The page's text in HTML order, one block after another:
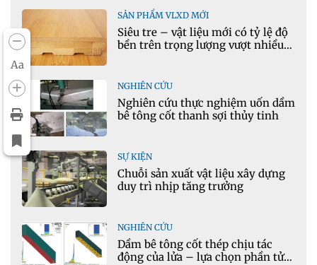
Aa
SẢN PHẨM VLXD MỚI
Siêu tre – vật liệu mới có tỷ lệ độ
bền trên trọng lượng vượt nhiều
NGHIÊN CỨU
Nghiên cứu thực nghiệm uốn dầm
bê tông cốt thanh sợi thủy tinh
SỰ KIỆN
Chuỗi sản xuất vật liệu xây dựng
duy trì nhịp tăng trưởng
NGHIÊN CỨU
Dầm bê tông cốt thép chịu tác
động của lửa – lựa chọn phần tử